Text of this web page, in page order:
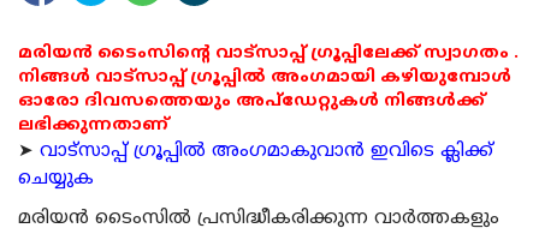
മരിയൻ ടൈംസിന്റെ വാട്സാപ്പ് ഗ്രൂപ്പിലേക്ക് സ്വാഗതം .
നിങ്ങൾ വാട്സാപ്പ് ഗ്രൂപ്പിൽ അംഗമായി കഴിയുമ്പോൾ
ഓരോ ദിവസത്തെയും അപ്ഡേറ്റുകൾ നിങ്ങൾക്ക്
ലഭിക്കുന്നതാണ്
➤ വാട്സാപ്പ് ഗ്രൂപ്പിൽ അംഗമാകുവാൻ ഇവിടെ ക്ലിക്ക്
ചെയ്യുക
മരിയന്‍ ടൈംസില്‍ പ്രസിദ്ധീകരിക്കുന്ന വാര്‍ത്തകളും